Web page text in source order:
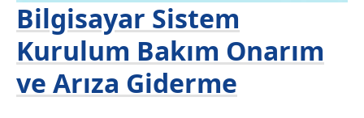
Bilgisayar Sistem
Kurulum Bakım Onarım
ve Arıza Giderme